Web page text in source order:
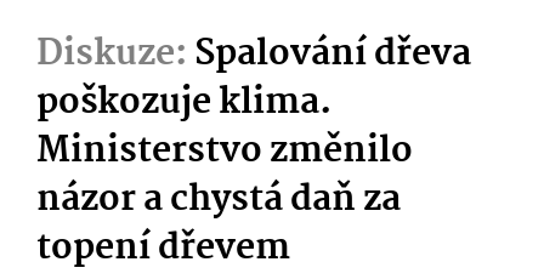
Diskuze: Spalování dřeva
poškozuje klima.
Ministerstvo změnilo
názor a chystá daň za
topení dřevem